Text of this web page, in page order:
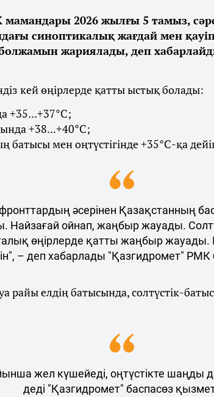
2026 жылғы 5 тамыз,
синоптикалық жағдай мен
жариялады, деп
кей өңірлерде қатты ыстық болады:
+35...+37°С;
+38...+40°С;
батысы мен оңтүстігінде +35°С-қа
әсерінен Қазақстанның
Найзағай ойнап, жаңбыр жауады.
өңірлерде қатты жаңбыр жауады.
– деп хабарлады "Қазгидромет" РМК
елдің батысында, солтүстік-
жел күшейеді, оңтүстікте шаңды
деді "Қазгидромет" баспасөз